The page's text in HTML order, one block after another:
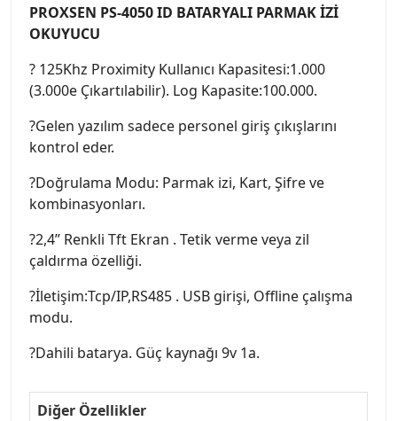
PROXSEN PS-4050 ID BATARYALI PARMAK İZİ
OKUYUCU
? 125Khz Proximity Kullanıcı Kapasitesi:1.000
(3.000e Çıkartılabilir). Log Kapasite:100.000.
?Gelen yazılım sadece personel giriş çıkışlarını
kontrol eder.
?Doğrulama Modu: Parmak izi, Kart, Şifre ve
kombinasyonları.
?2,4” Renkli Tft Ekran . Tetik verme veya zil
çaldırma özelliği.
?İletişim:Tcp/IP,RS485 . USB girişi, Offline çalışma
modu.
?Dahili batarya. Güç kaynağı 9v 1a.
Diğer Özellikler